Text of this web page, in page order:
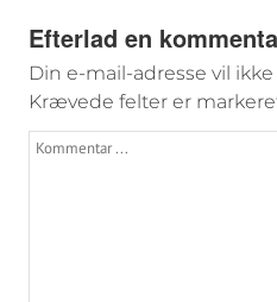
Efterlad en
Din e-mail-adresse vil
Krævede felter er